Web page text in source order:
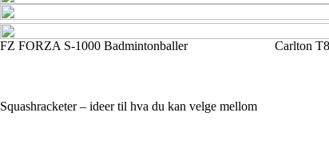
FZ FORZA S-1000 Badmintonballer Carlton
Squashracketer – ideer til hva du kan velge mellom